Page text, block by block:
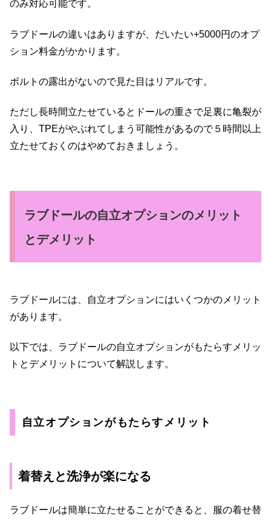
のみ対応可能です。
ラブドールの違いはありますが、だいたい+5000円のオプ
ション料金がかかります。
ボルトの露出がないので見た目はリアルです。
ただし長時間立たせているとドールの重さで足裏に亀裂が
入り、TPEがやぶれてしまう可能性があるので５時間以上
立たせておくのはやめておきましょう。
ラブドールの自立オプションのメリット
とデメリット
ラブドールには、自立オプションにはいくつかのメリット
があります。
以下では、ラブドールの自立オプションがもたらすメリッ
トとデメリットについて解説します。
自立オプションがもたらすメリット
着替えと洗浄が楽になる
ラブドールは簡単に立たせることができると、服の着せ替